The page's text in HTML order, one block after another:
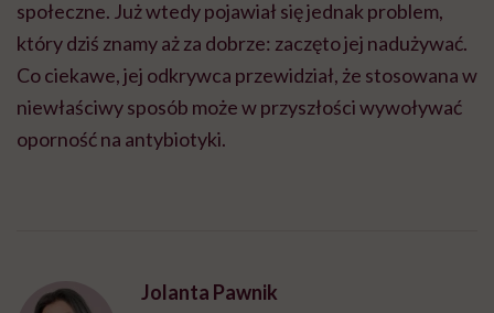
społeczne. Już wtedy pojawiał się jednak problem,
który dziś znamy aż za dobrze: zaczęto jej nadużywać.
Co ciekawe, jej odkrywca przewidział, że stosowana w
niewłaściwy sposób może w przyszłości wywoływać
oporność na antybiotyki.
Jolanta Pawnik